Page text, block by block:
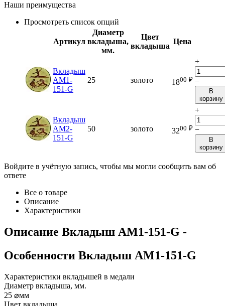
Наши преимущества
Просмотреть список опций
Артикул
Диаметр
вкладыша,
мм.
Цвет
вкладыша
Цена
Вкладыш
AM1-
151-G
25 золото 1800 ₽
+
−
В
корзину
Вкладыш
AM2-
151-G
50 золото 3200 ₽
+
−
В
корзину
Войдите в учётную запись, чтобы мы могли сообщить вам об
ответе
Все о товаре
Описание
Характеристики
Описание Вкладыш AM1-151-G -
Особенности Вкладыш AM1-151-G
Характеристики вкладышей в медали
Диаметр вкладыша, мм.
25 ⌀мм
Цвет вкладыша